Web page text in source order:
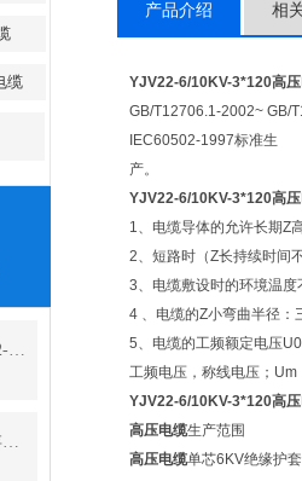
缆
中压配电传输电线电缆YJV22-6/10KV高压电缆
YJV22高压电缆备库现货库存查询
产品介绍 相
YJV22-6/10KV-3*120高
GB/T12706.1-2002~ GB/
IEC60502-1997标准生
产。
YJV22-6/10KV-3*120高
1、电缆导体的允许长期Z
2、短路时（Z长持续时间
3、电缆敷设时的环境温
4 、电缆的Z小弯曲半径：
5、电缆的工频额定电压
工频电压，称线电压；
YJV22-6/10KV-3*120高
高压电缆生产范围
高压电缆单芯6KV绝缘护